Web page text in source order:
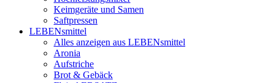
Keimgeräte und Samen
Saftpressen
LEBENsmittel
Alles anzeigen aus LEBENsmittel
Aronia
Aufstriche
Brot & Gebäck